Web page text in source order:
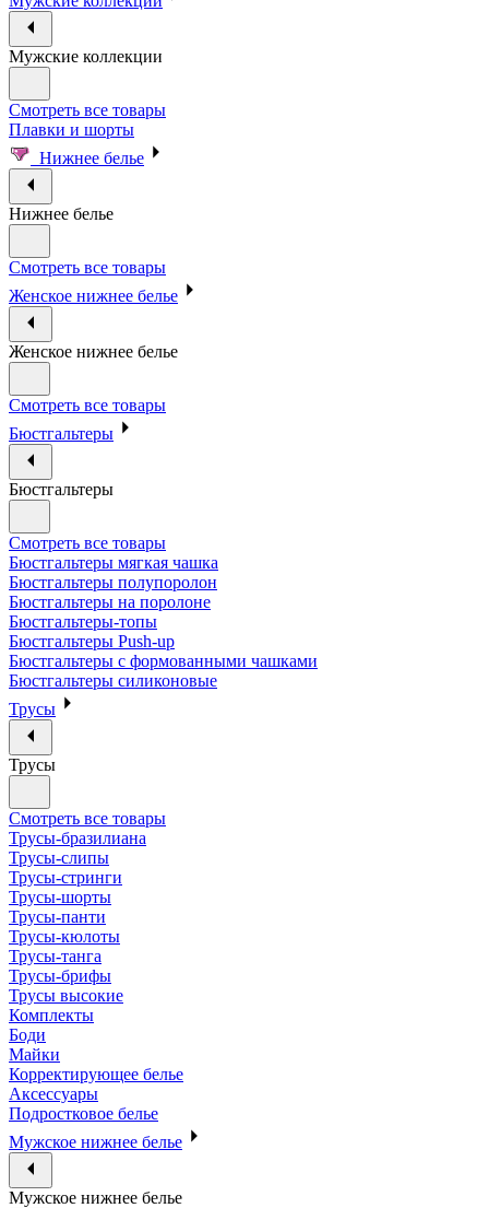
Мужские коллекции
Смотреть все товары
Плавки и шорты
Нижнее белье
Нижнее белье
Смотреть все товары
Женское нижнее белье
Женское нижнее белье
Смотреть все товары
Бюстгальтеры
Бюстгальтеры
Смотреть все товары
Бюстгальтеры мягкая чашка
Бюстгальтеры полупоролон
Бюстгальтеры на поролоне
Бюстгальтеры-топы
Бюстгальтеры Push-up
Бюстгальтеры с формованными чашками
Бюстгальтеры силиконовые
Трусы
Трусы
Смотреть все товары
Трусы-бразилиана
Трусы-слипы
Трусы-стринги
Трусы-шорты
Трусы-панти
Трусы-кюлоты
Трусы-танга
Трусы-брифы
Трусы высокие
Комплекты
Боди
Майки
Корректирующее белье
Аксессуары
Подростковое белье
Мужское нижнее белье
Мужское нижнее белье